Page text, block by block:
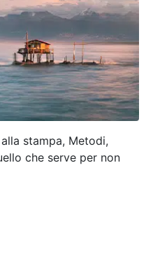
stampa, Metodi,
che serve per non